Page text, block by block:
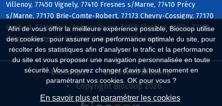
Afin de vous offrir la meilleure expérience possible, Biocoop utilise
des cookies : pour assurer une performance optimale du site, pour
récolter des statistiques afin d'analyser le trafic et la performance
du site et vous proposer une navigation personnalisée en toute
sécurité. Vous pouvez changer d'avis à tout moment en
paramétrant vos cookies. OK pour vous ?
En savoir plus et paramétrer les cookies
Villenoy, 77450 Vignely, 77410 Fresnes s/Marne, 77410 Précy
s/Marne, 77170 Brie-Comte-Robert, 77173 Chevry-Cossigny, 77170
Coubert, 77166 Evry-Grégy s/Yerre, 77150 Férolles-Attilly, 77166
Grégy s/Yerre, 77166 Grisy-Suisnes, 77150 Lésigny
Biocoop.fr
Le réseau Biocoop
Copyright Biocoop 2026